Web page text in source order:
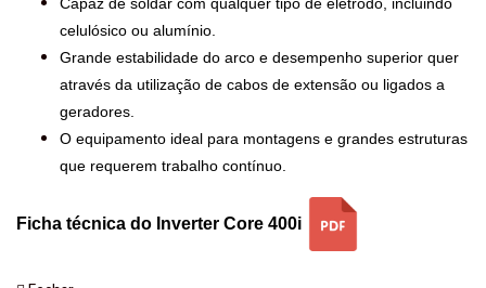
celulósico ou alumínio.
Grande estabilidade do arco e desempenho superior quer
através da utilização de cabos de extensão ou ligados a
geradores.
O equipamento ideal para montagens e grandes estruturas
que requerem trabalho contínuo.
Ficha técnica do Inverter Core 400i